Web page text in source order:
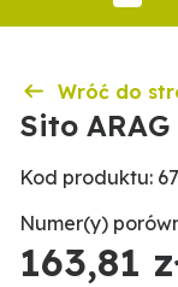
Wróć do
Sito
Kod produktu:
Numer(y)
163,81